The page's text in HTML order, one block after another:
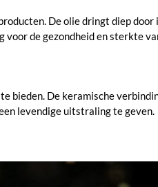
De olie dringt diep
de gezondheid en sterkte
bieden. De keramische
levendige uitstraling te geven.